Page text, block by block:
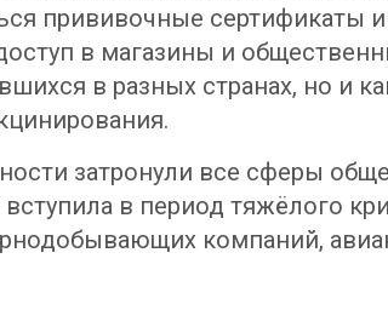
прививочные сертификаты
в магазины и
в разных странах, но и
затронули все сферы
в период тяжёлого
компаний,